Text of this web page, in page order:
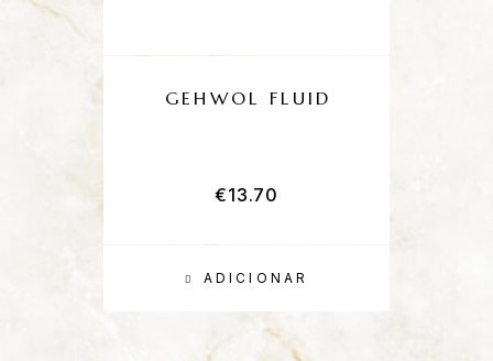
ADICIONAR
GEHWOL FLUID
€13.70